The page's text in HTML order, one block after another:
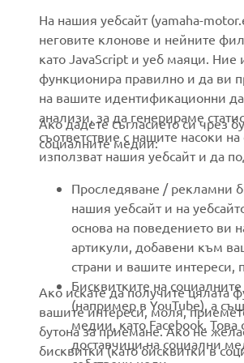
CORPORATE
About us
News
Events
Press
Working at Yamaha
Become a Dealer
Human Rights Policy
Sustainability Basic Policy
Whistleblower Channel
eBike
First
На нашия уебсайт (yamaha-
неговите клонове и нейните
като JavaScript и уеб маяци.
функционира правилно и да ви
на вашите идентификационни
анализи, за да генерираме
съответствие с нашите насоки
използват нашия уебсайт и да
Ако дадете съгласието си чрез
социалните медии:
Проследяване / рекламни
нашия уебсайт и на
основа на поведението ви
артикули, добавени към
страни и вашите интереси,
Бисквитките на
(например в YouTube), а
медии, като Facebook. Това
доставчици на социални
Ако искате да получите цялата
вашите интереси, моля,
бутона за приемане. Ако не
бисквитки (като бисквитки в